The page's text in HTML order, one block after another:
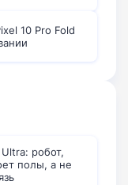
10 Pro Fold
робот,
полы, а не